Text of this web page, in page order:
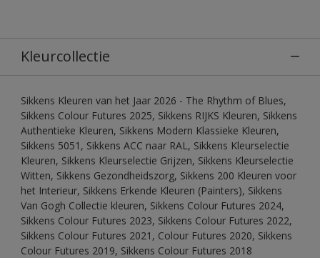
Kleurcollectie
Sikkens Kleuren van het Jaar 2026 - The Rhythm of Blues,
Sikkens Colour Futures 2025, Sikkens RIJKS Kleuren, Sikkens
Authentieke Kleuren, Sikkens Modern Klassieke Kleuren,
Sikkens 5051, Sikkens ACC naar RAL, Sikkens Kleurselectie
Kleuren, Sikkens Kleurselectie Grijzen, Sikkens Kleurselectie
Witten, Sikkens Gezondheidszorg, Sikkens 200 Kleuren voor
het Interieur, Sikkens Erkende Kleuren (Painters), Sikkens
Van Gogh Collectie kleuren, Sikkens Colour Futures 2024,
Sikkens Colour Futures 2023, Sikkens Colour Futures 2022,
Sikkens Colour Futures 2021, Colour Futures 2020, Sikkens
Colour Futures 2019, Sikkens Colour Futures 2018